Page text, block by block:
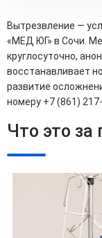
Вытрезвление —
«МЕД ЮГ» в Сочи.
круглосуточно,
восстанавливает
развитие
номеру +7 (861)
Что это за